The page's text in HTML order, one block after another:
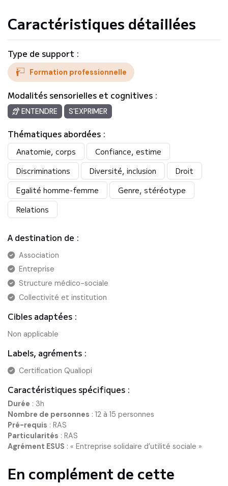
Caractéristiques détaillées
Type de support :
Formation professionnelle
Modalités sensorielles et cognitives :
ENTENDRE S'EXPRIMER
Thématiques abordées :
Anatomie, corps
Confiance, estime
Discriminations
Diversité, inclusion
Droit
Egalité homme-femme
Genre, stéréotype
Relations
A destination de :
Association
Entreprise
Structure médico-sociale
Collectivité et institution
Cibles adaptées :
Non applicable
Labels, agréments :
Certification Qualiopi
Caractéristiques spécifiques :
Durée : 3h
Nombre de personnes : 12 à 15 personnes
Pré-requis : RAS
Particularités : RAS
Agrément ESUS : « Entreprise solidaire d’utilité sociale »
En complément de cette